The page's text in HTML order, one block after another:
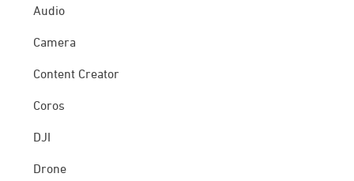
Audio
Camera
Content Creator
Coros
DJI
Drone